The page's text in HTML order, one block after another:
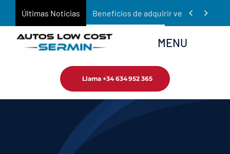
contenido
Últimas Noticias Beneficios de adquirir vehículos de
 
MENU
Llama +34 634 952 365